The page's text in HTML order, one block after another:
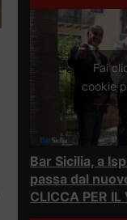
Fai
cookie
Bar Sicilia, a
passa dal
CLICCA PER IL